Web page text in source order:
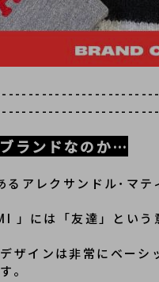
ランドなのか…
アレクサンドル･マテ
」には「友達」という
ザインは非常にベー
。